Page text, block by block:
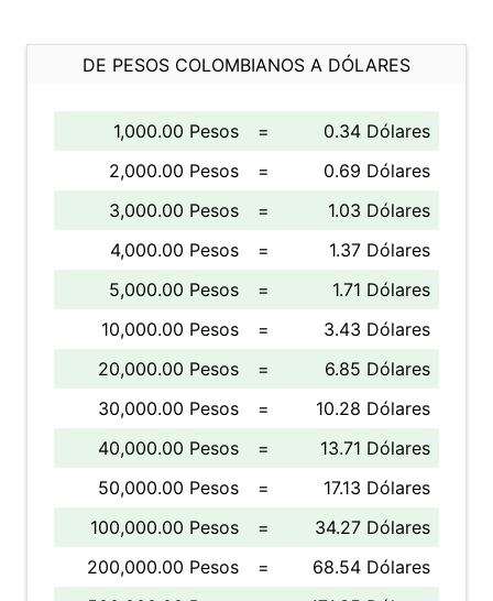
DE PESOS COLOMBIANOS A DÓLARES
1,000.00 Pesos =
0.34 Dólares
2,000.00 Pesos
=
0.69 Dólares
3,000.00 Pesos
=
1.03 Dólares
4,000.00 Pesos
=
1.37 Dólares
5,000.00 Pesos
=
1.71 Dólares
10,000.00 Pesos
=
3.43 Dólares
20,000.00 Pesos
=
6.85 Dólares
30,000.00 Pesos
=
10.28 Dólares
40,000.00 Pesos
=
13.71 Dólares
50,000.00 Pesos
=
17.13 Dólares
100,000.00 Pesos
=
34.27 Dólares
200,000.00 Pesos
=
68.54 Dólares